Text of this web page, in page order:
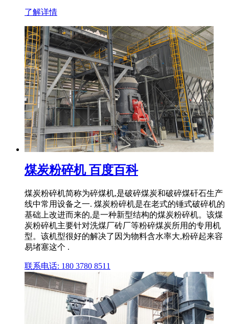
了解详情
煤炭粉碎机 百度百科
煤炭粉碎机简称为碎煤机,是破碎煤炭和破碎煤矸石生产
线中常用设备之一. 煤炭粉碎机是在老式的锤式破碎机的
基础上改进而来的,是一种新型结构的煤炭粉碎机。该煤
炭粉碎机主要针对洗煤厂砖厂等粉碎煤炭所用的专用机
型。该机型很好的解决了因为物料含水率大,粉碎起来容
易堵塞这个 .
联系电话: 180 3780 8511